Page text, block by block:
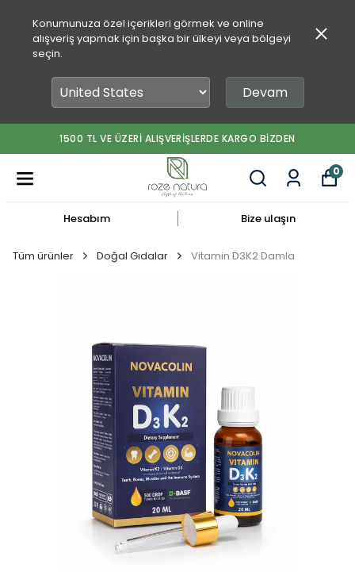
Konumunuza özel içerikleri görmek ve online
alışveriş yapmak için başka bir ülkeyi veya bölgeyi
seçin.
Devam
1500 TL VE ÜZERİ ALIŞVERİŞLERDE KARGO BİZDEN
0
Hesabım Bize ulaşın
Tüm ürünler Doğal Gıdalar Vitamin D3K2 Damla